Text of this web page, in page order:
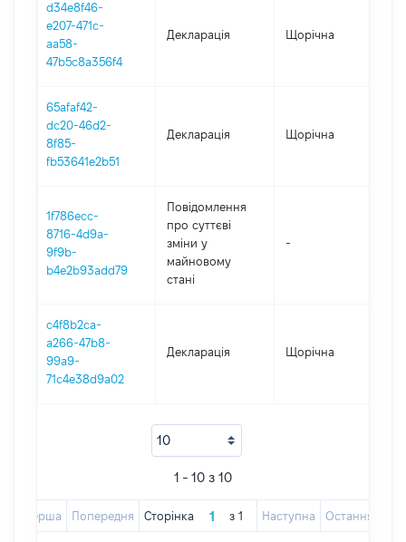
d34e8f46-
e207-471c-
aa58-
47b5c8a356f4
Декларація Щорічна
65afaf42-
dc20-46d2-
8f85-
fb53641e2b51
Декларація Щорічна
1f786ecc-
8716-4d9a-
9f9b-
b4e2b93add79
Повідомлення
про суттєві
зміни y
майновому
стані
-
c4f8b2ca-
a266-47b8-
99a9-
71c4e38d9a02
Декларація Щорічна
1 - 10 з 10
Перша Попередня Сторінка з 1 Наступна Остання